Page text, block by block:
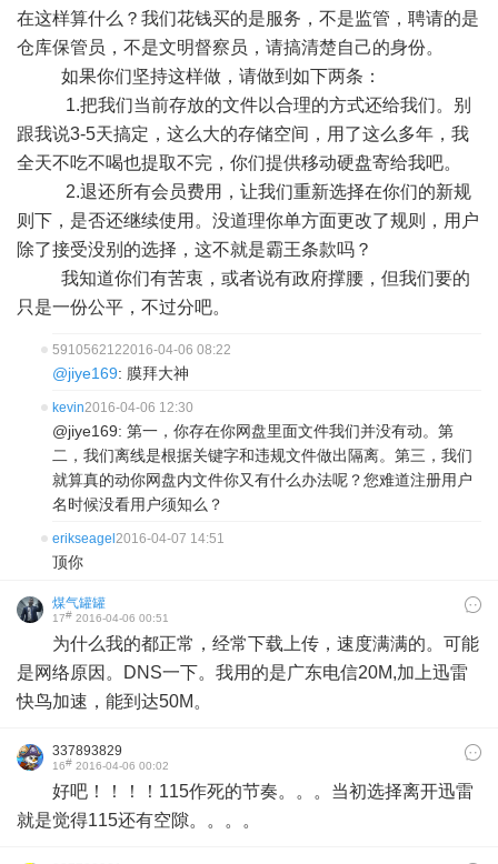
在这样算什么？我们花钱买的是服务，不是监管，聘请的是
仓库保管员，不是文明督察员，请搞清楚自己的身份。
如果你们坚持这样做，请做到如下两条：
1.把我们当前存放的文件以合理的方式还给我们。别
跟我说3-5天搞定，这么大的存储空间，用了这么多年，我
全天不吃不喝也提取不完，你们提供移动硬盘寄给我吧。
2.退还所有会员费用，让我们重新选择在你们的新规
则下，是否还继续使用。没道理你单方面更改了规则，用户
除了接受没别的选择，这不就是霸王条款吗？
我知道你们有苦衷，或者说有政府撑腰，但我们要的
只是一份公平，不过分吧。
5910562122016-04-06 08:22
@jiye169: 膜拜大神
kevin2016-04-06 12:30
@jiye169: 第一，你存在你网盘里面文件我们并没有动。第
二，我们离线是根据关键字和违规文件做出隔离。第三，我们
就算真的动你网盘内文件你又有什么办法呢？您难道注册用户
名时候没看用户须知么？
erikseagel 2016-04-07 14:51
顶你
煤气罐罐
17# 2016-04-06 00:51
为什么我的都正常，经常下载上传，速度满满的。可能
是网络原因。DNS一下。我用的是广东电信20M,加上迅雷
快鸟加速，能到达50M。
337893829
16# 2016-04-06 00:02
好吧！！！！115作死的节奏。。。当初选择离开迅雷
就是觉得115还有空隙。。。。